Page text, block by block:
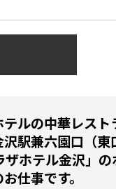
テルの中華レス
駅兼六園口（東
ザホテル金沢」
仕事です。